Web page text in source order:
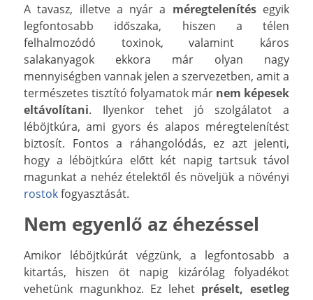
A tavasz, illetve a nyár a méregtelenítésegyik
legfontosabb időszaka, hiszen a télen
felhalmozódó toxinok, valamint káros
salakanyagok ekkora már olyan nagy
mennyiségben vannak jelen a szervezetben, amit a
természetes tisztító folyamatok már nem képesek
eltávolítani. Ilyenkor tehet jó szolgálatot a
léböjtkúra, ami gyors és alapos méregtelenítést
biztosít. Fontos a ráhangolódás, ez azt jelenti,
hogy a léböjtkúra előtt két napig tartsuk távol
magunkat a nehéz ételektől és növeljük a növényi
rostokfogyasztását.
Nem egyenlő az éhezéssel
Amikor léböjtkúrát végzünk, a legfontosabb a
kitartás, hiszen öt napig kizárólag folyadékot
vehetünk magunkhoz. Ez lehet préselt, esetleg